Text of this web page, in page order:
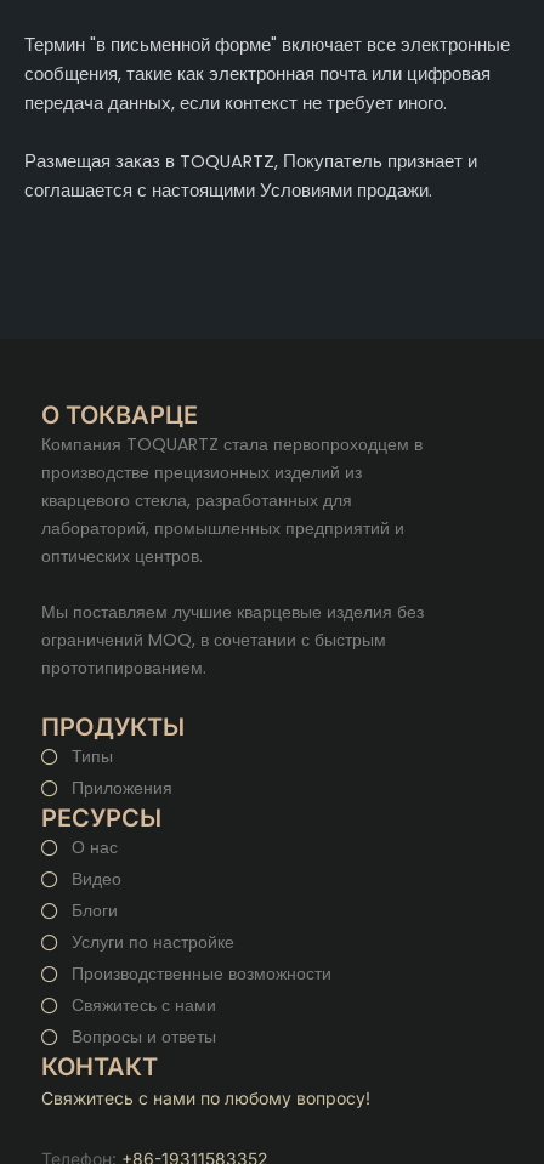
Термин "в письменной форме" включает все электронные
сообщения, такие как электронная почта или цифровая
передача данных, если контекст не требует иного.
Размещая заказ в TOQUARTZ, Покупатель признает и
соглашается с настоящими Условиями продажи.
О ТОКВАРЦЕ
Компания TOQUARTZ стала первопроходцем в
производстве прецизионных изделий из
кварцевого стекла, разработанных для
лабораторий, промышленных предприятий и
оптических центров.
Мы поставляем лучшие кварцевые изделия без
ограничений MOQ, в сочетании с быстрым
прототипированием.
ПРОДУКТЫ
Типы
Приложения
РЕСУРСЫ
О нас
Видео
Блоги
Услуги по настройке
Производственные возможности
Свяжитесь с нами
Вопросы и ответы
КОНТАКТ
Свяжитесь с нами по любому вопросу!
Телефон: +86-19311583352